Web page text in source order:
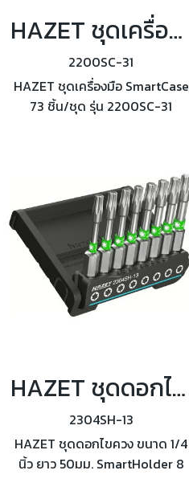
HAZET ชุดเครื่องมือ SmartCase 73 ชิ้น/ชุด รุ่น 2200SC-31
2200SC-31
HAZET ชุดเครื่องมือ SmartCase
73 ชิ้น/ชุด รุ่น 2200SC-31
HAZET ชุดดอกไขควง SmartHolder 8 ชิ้น/ชุด รุ่น 2304SH-13
2304SH-13
HAZET ชุดดอกไขควง ขนาด 1/4
นิ้ว ยาว 50มม. SmartHolder 8